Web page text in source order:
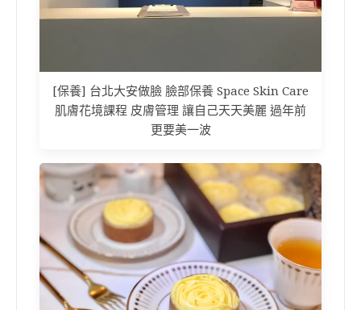
[保養] 台北大安做臉 臉部保養 Space Skin Care
肌膚花境課程 皮膚管理 讓自己天天美麗 過年前
更要美一波